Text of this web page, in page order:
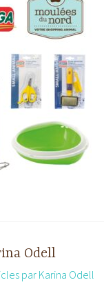
Odell
par Karina Odell